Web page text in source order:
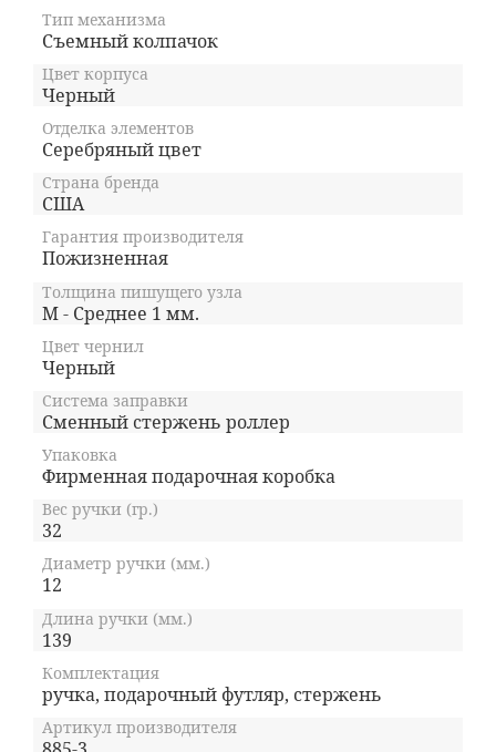
Тип механизма
Съемный колпачок
Цвет корпуса
Черный
Отделка элементов
Серебряный цвет
Страна бренда
США
Гарантия производителя
Пожизненная
Толщина пишущего узла
M - Среднее 1 мм.
Цвет чернил
Черный
Система заправки
Сменный стержень роллер
Упаковка
Фирменная подарочная коробка
Вес ручки (гр.)
32
Диаметр ручки (мм.)
12
Длина ручки (мм.)
139
Комплектация
ручка, подарочный футляр, стержень
Артикул производителя